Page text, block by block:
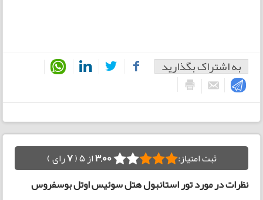
به اشتراک بگذارید
ثبت امتیاز: 3,00از 5 ( 7رای )
نظرات در مورد تور استانبول هتل سوئیس اوتل بوسفروس